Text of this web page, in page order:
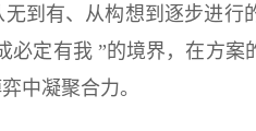
到有、从构想到逐步进行
必定有我 ”的境界，在方案
中凝聚合力。